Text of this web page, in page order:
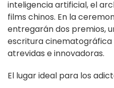
inteligencia artificial, el
films chinos. En la
entregarán dos premios,
escritura cinematográfica
atrevidas e innovadoras.
El lugar ideal para los